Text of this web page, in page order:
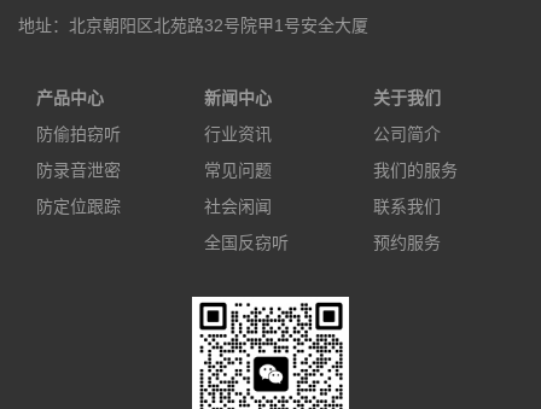
地址：北京朝阳区北苑路32号院甲1号安全大厦
产品中心
防偷拍窃听
防录音泄密
防定位跟踪
新闻中心
行业资讯
常见问题
社会闲闻
全国反窃听
关于我们
公司简介
我们的服务
联系我们
预约服务